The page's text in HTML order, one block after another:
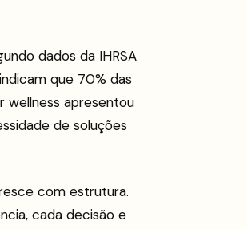
dados da IHRSA
que 70% das
wellness apresentou
de soluções
com estrutura.
cada decisão e